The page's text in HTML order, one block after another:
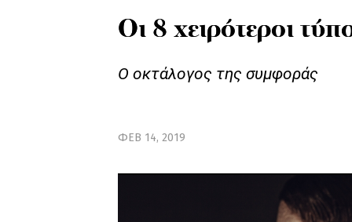
Οι 8 χειρότεροι
Ο οκτάλογος της συμφοράς
ΦΕΒ 14, 2019